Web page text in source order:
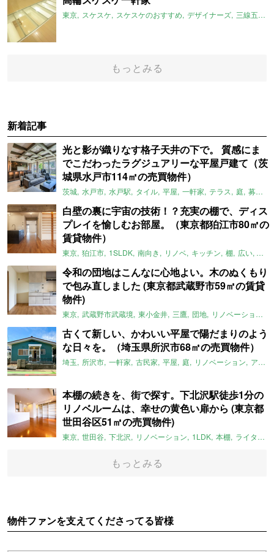
東京 スケスケ スケスケのおすすめ デザイナーズ 三線五駅
もっとみる
新着記事
光と影が織りなす格子天井の下で。 質感にま
でこだわったラグジュアリーな平屋戸建て（茨
城県水戸市114㎡の売買物件）
茨城 水戸市 水戸駅 タイル 平屋 一軒家 テラス 庭 募集中
白壁の裏に宇宙の技術！？充実の棚で、ディス
プレイを愉しむお部屋。（東京都狛江市80㎡の
賃貸物件）
東京 狛江市 1SLDK 南向き リノベ キッチン 棚 広い ガイ
令和の団地はこんなに心地よい。木のぬくもり
で包み直しました (東京都武蔵野市59㎡の賃貸
物件)
東京 武蔵野市武蔵境 東小金井 三鷹 団地 リノベーション
古くて新しい、かわいい平屋で陽だまりのよう
な日々を。（埼玉県所沢市68㎡の売買物件）
埼玉 所沢市 一軒家 古民家 平屋 庭 リノベーション アメリカンハウス
本棚の続きを、街で探す。下北沢駅徒歩1分の
リノベルームは、幸せの黄色い扉から (東京都
世田谷区51㎡の売買物件)
東京 世田谷 下北沢 リノベーション 1LDK 本棚 ライター：ほしりょうこ
もっとみる
物件ファンを支えてくださってる皆様